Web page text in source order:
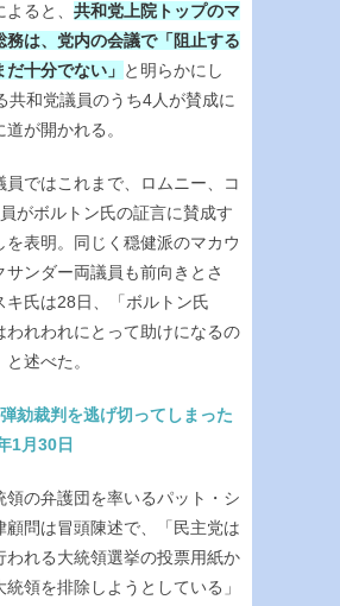
ると、 共和党上院トップのマ
務は、党内の会議で「阻止する
十分でない」 と明らかにし
共和党議員のうち4人が賛成に
が開かれる。
員ではこれまで、ロムニー、コ
がボルトン氏の証言に賛成す
を表明。同じく穏健派のマカウ
サンダー両議員も前向きとさ
キ氏は28日、「ボルトン氏
われわれにとって助けになるの
述べた。
劾裁判を逃げ切ってしまった
1月30日
領の弁護団を率いるパット・シ
顧問は冒頭陳述で、「民主党は
われる大統領選挙の投票用紙か
統領を排除しようとしている」